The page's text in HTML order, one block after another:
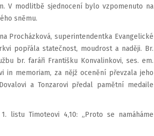
V modlitbě sjednocení bylo vzpomenuto na
sněmu.
Procházková, superintendentka Evangelické
popřála statečnost, moudrost a naději. Br.
br. faráři Františku Konvalinkovi, ses. em.
in memoriam, za nějž ocenění převzala jeho
a Tonzarovi předal pamětní medaile
Timoteovi 4,10: „Proto se namáháme